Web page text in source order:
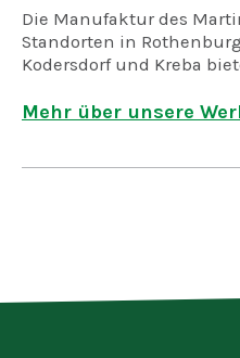
Die Manufaktur des
Standorten in
Kodersdorf und Kreba
behinderte Menschen.
Landschaftspflege und
Mehr über unsere